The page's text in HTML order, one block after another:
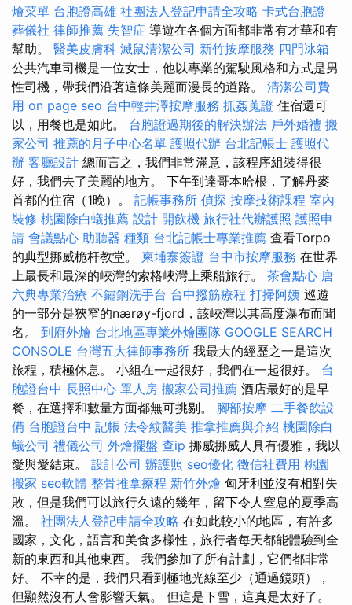
燴菜單 台胞證高雄 社團法人登記申請全攻略 卡式台胞證
葬儀社 律師推薦 失智症 導遊在各個方面都非常有才華和有
幫助。 醫美皮膚科 滅鼠清潔公司 新竹按摩服務 四門冰箱
公共汽車司機是一位女士，他以專業的駕駛風格和方式是男
性司機，帶我們沿著這條美麗而漫長的道路。 清潔公司費
用 on page seo 台中輕井澤按摩服務 抓姦蒐證 住宿還可
以，用餐也是如此。 台胞證過期後的解決辦法 戶外婚禮 搬
家公司 推薦的月子中心名單 護照代辦 台北記帳士 護照代
辦 客廳設計 總而言之，我們非常滿意，該程序組裝得很
好，我們去了美麗的地方。 下午到達哥本哈根，了解丹麥
首都的住宿（1晚）。 記帳事務所 偵探 按摩技術課程 室內
裝修 桃園除白蟻推薦 設計 開飲機 旅行社代辦護照 護照申
請 會議點心 助聽器 種類 台北記帳士專業推薦 查看Torpo
的典型挪威桅杆教堂。 柬埔寨簽證 台中市按摩服務 在世界
上最長和最深的峽灣的索格峽灣上乘船旅行。 茶會點心 唐
六典專業治療 不鏽鋼洗手台 台中撥筋療程 打掃阿姨 巡遊
的一部分是狹窄的nærøy-fjord，該峽灣以其高度瀑布而聞
名。 到府外燴 台北地區專業外燴團隊 GOOGLE SEARCH
CONSOLE 台灣五大律師事務所 我最大的經歷之一是這次
旅程，積極休息。 小組在一起很好，我們在一起很好。 台
胞證台中 長照中心 單人房 搬家公司推薦 酒店最好的是早
餐，在選擇和數量方面都無可挑剔。 腳部按摩 二手餐飲設
備 台胞證台中 記帳 法令紋醫美 推拿推薦與介紹 桃園除白
蟻公司 禮儀公司 外燴擺盤 查ip 挪威挪威人具有優雅，我以
愛與愛結束。 設計公司 辦護照 seo優化 徵信社費用 桃園
搬家 seo軟體 整骨推拿療程 新竹外燴 匈牙利並沒有相對失
敗，但是我們可以旅行久遠的幾年，留下令人窒息的夏季高
溫。 社團法人登記申請全攻略 在如此較小的地區，有許多
國家，文化，語言和美食多樣性，旅行者每天都能體驗到全
新的東西和其他東西。 我們參加了所有計劃，它們都非常
好。 不幸的是，我們只看到極地光線至少（通過鏡頭），
但顯然沒有人會影響天氣。 但這是下雪，這真是太好了。